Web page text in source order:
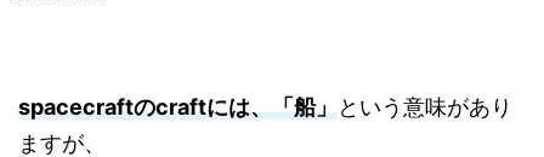
spacecraftのcraftには、「船」という意味があり
ますが、